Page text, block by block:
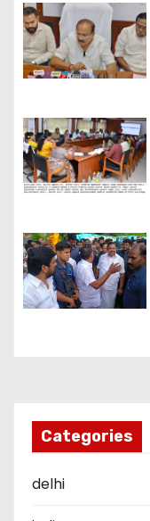
t
i
o
n
Categories
delhi